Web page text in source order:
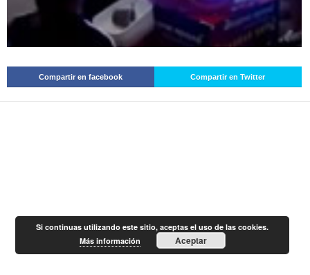
Compartir en facebook Compartir en Twitter
Si continuas utilizando este sitio, aceptas el uso de las cookies.
Más información
Aceptar